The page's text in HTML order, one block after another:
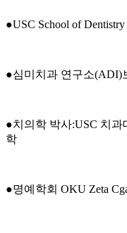
●USC School of
●심미치과 연구소(ADI)
●치의학 박사:USC 치
학
●명예학회 OKU Zeta